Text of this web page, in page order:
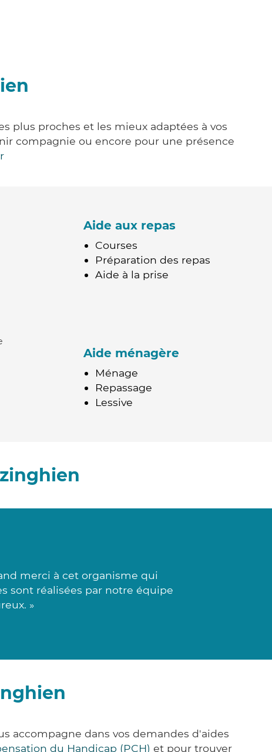
plus proches et les mieux adaptées à vos
compagnie ou encore pour une présence
Aide aux repas
Courses
Préparation des repas
Aide à la prise
Aide ménagère
Ménage
Repassage
Lessive
merci à cet organisme qui
sont réalisées par notre équipe
»
accompagne dans vos demandes d'aides
du Handicap (PCH) et pour trouver